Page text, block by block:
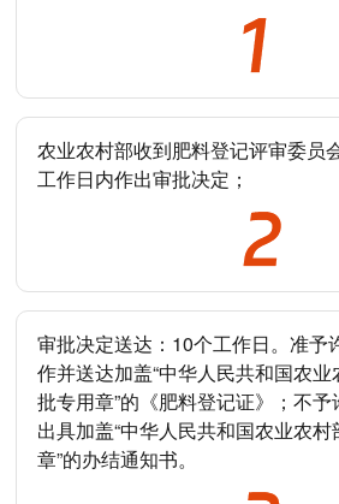
农业农村部收到肥料登记评审委员
工作日内作出审批决定；
审批决定送达：10个工作日。准予
作并送达加盖“中华人民共和国农
批专用章”的《肥料登记证》；不
出具加盖“中华人民共和国农业农
章”的办结通知书。